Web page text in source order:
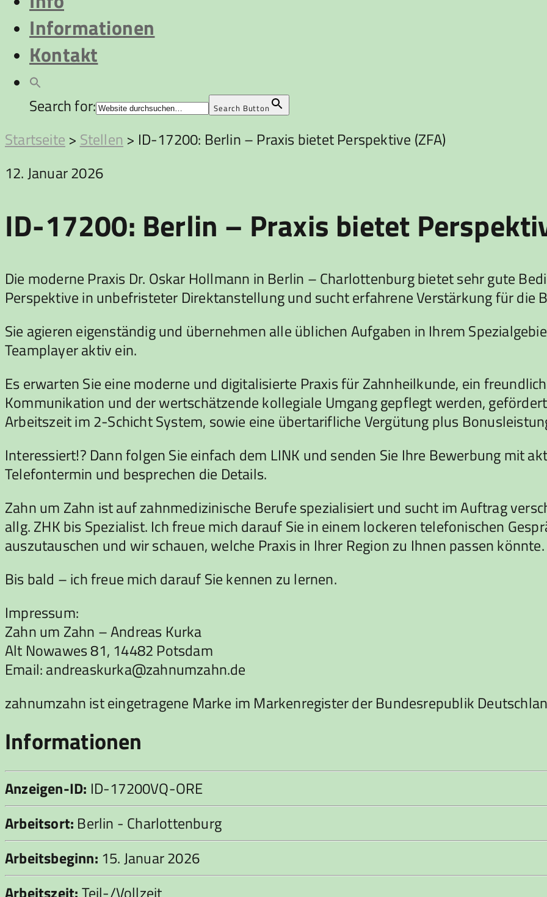
Informationen
Kontakt
Search for: Search Button
Startseite > Stellen > ID-17200: Berlin – Praxis bietet Perspektive (ZFA)
12. Januar 2026
ID-17200: Berlin – Praxis bietet
Die moderne Praxis Dr. Oskar Hollmann in Berlin – Charlottenburg bietet sehr gute
Perspektive in unbefristeter Direktanstellung und sucht erfahrene Verstärkung für die
Sie agieren eigenständig und übernehmen alle üblichen Aufgaben in Ihrem
Teamplayer aktiv ein.
Es erwarten Sie eine moderne und digitalisierte Praxis für Zahnheilkunde, ein
Kommunikation und der wertschätzende kollegiale Umgang gepflegt werden,
Arbeitszeit im 2-Schicht System, sowie eine übertarifliche Vergütung plus
Interessiert!? Dann folgen Sie einfach dem LINK und senden Sie Ihre Bewerbung mit
Telefontermin und besprechen die Details.
Zahn um Zahn ist auf zahnmedizinische Berufe spezialisiert und sucht im Auftrag
allg. ZHK bis Spezialist. Ich freue mich darauf Sie in einem lockeren telefonischen
auszutauschen und wir schauen, welche Praxis in Ihrer Region zu Ihnen passen könnte.
Bis bald – ich freue mich darauf Sie kennen zu lernen.
Impressum:
Zahn um Zahn – Andreas Kurka
Alt Nowawes 81, 14482 Potsdam
Email: andreaskurka@zahnumzahn.de
zahnumzahn ist eingetragene Marke im Markenregister der Bundesrepublik
Informationen
Anzeigen-ID: ID-17200VQ-ORE
Arbeitsort: Berlin - Charlottenburg
Arbeitsbeginn: 15. Januar 2026